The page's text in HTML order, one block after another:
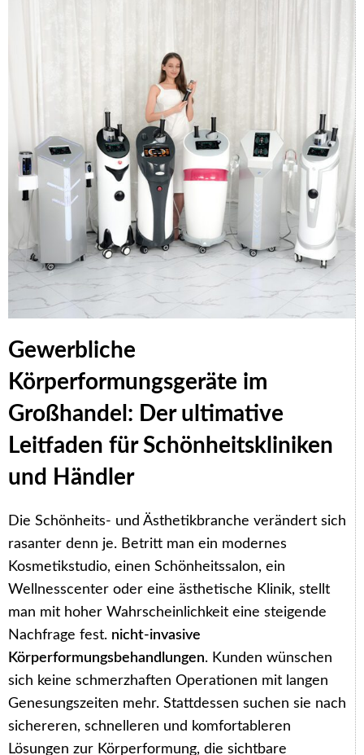
Gewerbliche
Körperformungsgeräte im
Großhandel: Der ultimative
Leitfaden für Schönheitskliniken
und Händler
Die Schönheits- und Ästhetikbranche verändert sich
rasanter denn je. Betritt man ein modernes
Kosmetikstudio, einen Schönheitssalon, ein
Wellnesscenter oder eine ästhetische Klinik, stellt
man mit hoher Wahrscheinlichkeit eine steigende
Nachfrage fest. nicht-invasive
Körperformungsbehandlungen. Kunden wünschen
sich keine schmerzhaften Operationen mit langen
Genesungszeiten mehr. Stattdessen suchen sie nach
sichereren, schnelleren und komfortableren
Lösungen zur Körperformung, die sichtbare